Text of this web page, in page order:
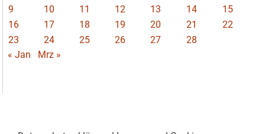
9
10 11 12 13 14
15
16
17 18 19 20 21
22
23
24 25 26 27
28
« Jan
Mrz »